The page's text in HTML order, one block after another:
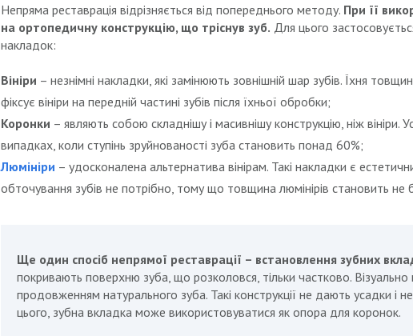
Непряма реставрація відрізняється від попереднього методу. При її
на ортопедичну конструкцію, що тріснув зуб. Для цього
накладок:
Вініри – незнімні накладки, які замінюють зовнішній шар зубів. Їхня
фіксує вініри на передній частині зубів після їхньої обробки;
Коронки – являють собою складнішу і масивнішу конструкцію, ніж
випадках, коли ступінь зруйнованості зуба становить понад 60%;
Люмініри – удосконалена альтернатива вінірам. Такі накладки є
обточування зубів не потрібно, тому що товщина люмінірів становить не
Ще один спосіб непрямої реставрації – встановлення зубних
покривають поверхню зуба, що розколовся, тільки частково.
продовженням натурального зуба. Такі конструкції не дають усадки і
цього, зубна вкладка може використовуватися як опора для коронок.